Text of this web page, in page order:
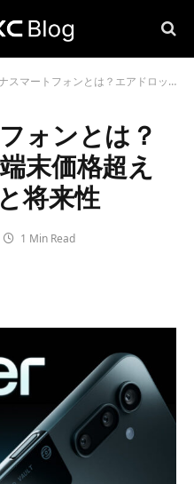
ートフォンとは？エアドロップで端末価格超えを実現した特徴と将来性
ォンとは？
末価格超え
将来性
1 Min Read